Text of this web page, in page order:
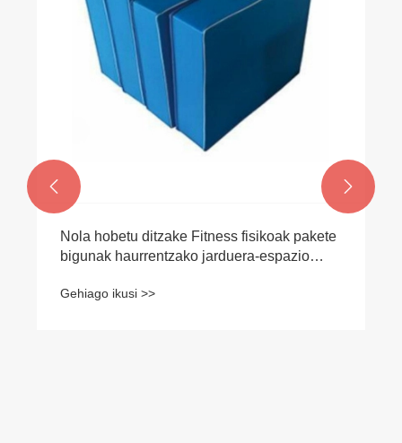
Nola hobetu ditzake Fitness fisikoak pakete
bigunak haurrentzako jarduera-espazio
Gehiago ikusi >>
 